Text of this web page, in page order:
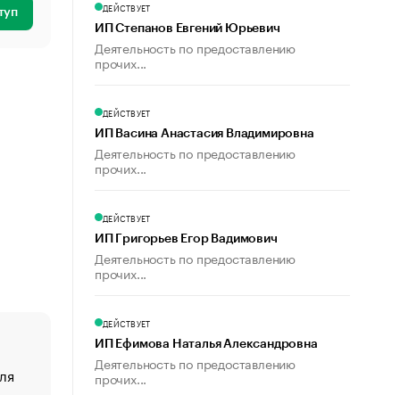
«От спорта тело стареет иначе». Как живет глава
ДЕЙСТВУЕТ
ИП Степанов Евгений Юрьевич
Деятельность по предоставлению
прочих...
ДЕЙСТВУЕТ
ИП Васина Анастасия Владимировна
Деятельность по предоставлению
прочих...
ДЕЙСТВУЕТ
ИП Григорьев Егор Вадимович
Деятельность по предоставлению
прочих...
ДЕЙСТВУЕТ
ИП Ефимова Наталья Александровна
Деятельность по предоставлению
прочих...